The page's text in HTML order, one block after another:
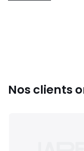
Nos clients